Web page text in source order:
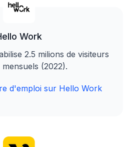
Work
2.5 milions de visiteurs
mensuels (2022).
d'emploi sur Hello Work